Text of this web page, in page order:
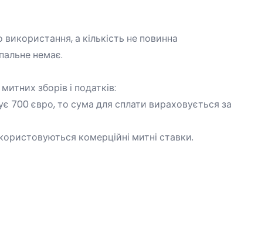
а кількість не повинна
немає.
зборів і податків:
700 євро, то сума для сплати вираховується за
комерційні митні ставки.